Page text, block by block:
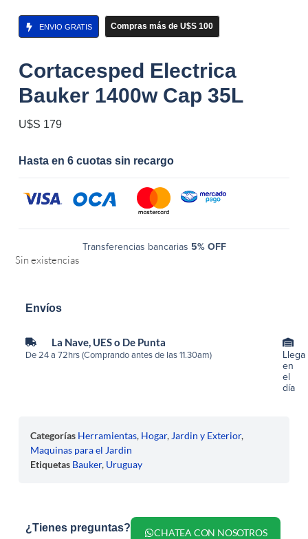
ENVIO GRATIS Compras más de U$S 100
Cortacesped Electrica
Bauker 1400w Cap 35L
U$S 179
Hasta en 6 cuotas sin recargo
Transferencias bancarias 5% OFF
Sin existencias
Envíos
La Nave, UES o De Punta
De 24 a 72hrs (Comprando antes de las 11.30am)
Llega
en
el
día
Categorías Herramientas, Hogar, Jardin y Exterior,
Maquinas para el Jardin
Etiquetas Bauker, Uruguay
¿Tienes preguntas? CHATEA CON NOSOTROS